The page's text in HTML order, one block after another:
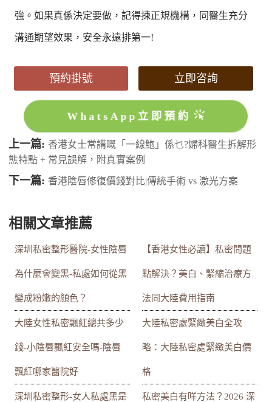
強。如果真係決定要做，記得揀正規機構，同醫生充分
溝通期望效果，安全永遠排第一!
預約掛號 立即咨詢
WhatsApp立即預約
上一篇: 香港女士常講嘅「一線鮑」係乜?婦科醫生拆解形
態特點 + 常見誤解，附真實案例
下一篇: 香港陰唇修復價錢對比|傳統手術 vs 激光方案
相關文章推薦
深圳私密整形醫院-女性陰唇
為什麼會變黑-私處如何從黑
變成粉嫩的顏色？
【香港女性必讀】私密問題
點解決？美白、緊縮治療方
法同大陸費用指南
大陸女性私密飄紅總共多少
錢-小陰唇飄紅安全嗎-陰唇
飄紅哪家醫院好
大陸私密處緊緻美白全攻
略：大陸私密處緊緻美白價
格
深圳私密整形-女人私處黑是 私密美白有咩方法？2026 深